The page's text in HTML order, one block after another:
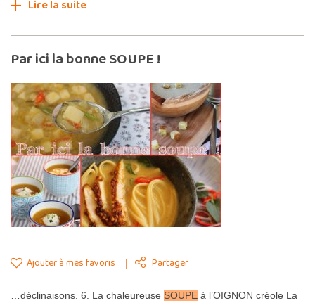
Lire la suite
Par ici la bonne SOUPE !
Ajouter à mes favoris Partager
…déclinaisons. 6. La chaleureuse SOUPE à l’OIGNON créole La